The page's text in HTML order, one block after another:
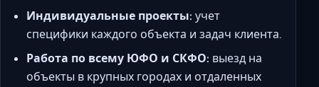
Индивидуальные проекты: учет
специфики каждого объекта и задач клиента.
Работа по всему ЮФО и СКФО: выезд на
объекты в крупных городах и отдаленных